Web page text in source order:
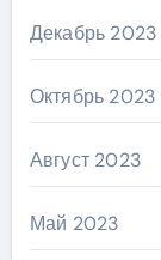
Декабрь 2023
Октябрь 2023
Август 2023
Май 2023